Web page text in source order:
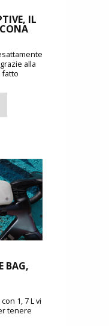
IL
alla
fatto
BAG,
1, 7 L vi
tenere